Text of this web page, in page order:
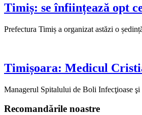
Timiș: se înființează opt
Prefectura Timiș a organizat astăzi o
Timișoara: Medicul
Managerul Spitalului de Boli Infecţioase
Recomandările noastre